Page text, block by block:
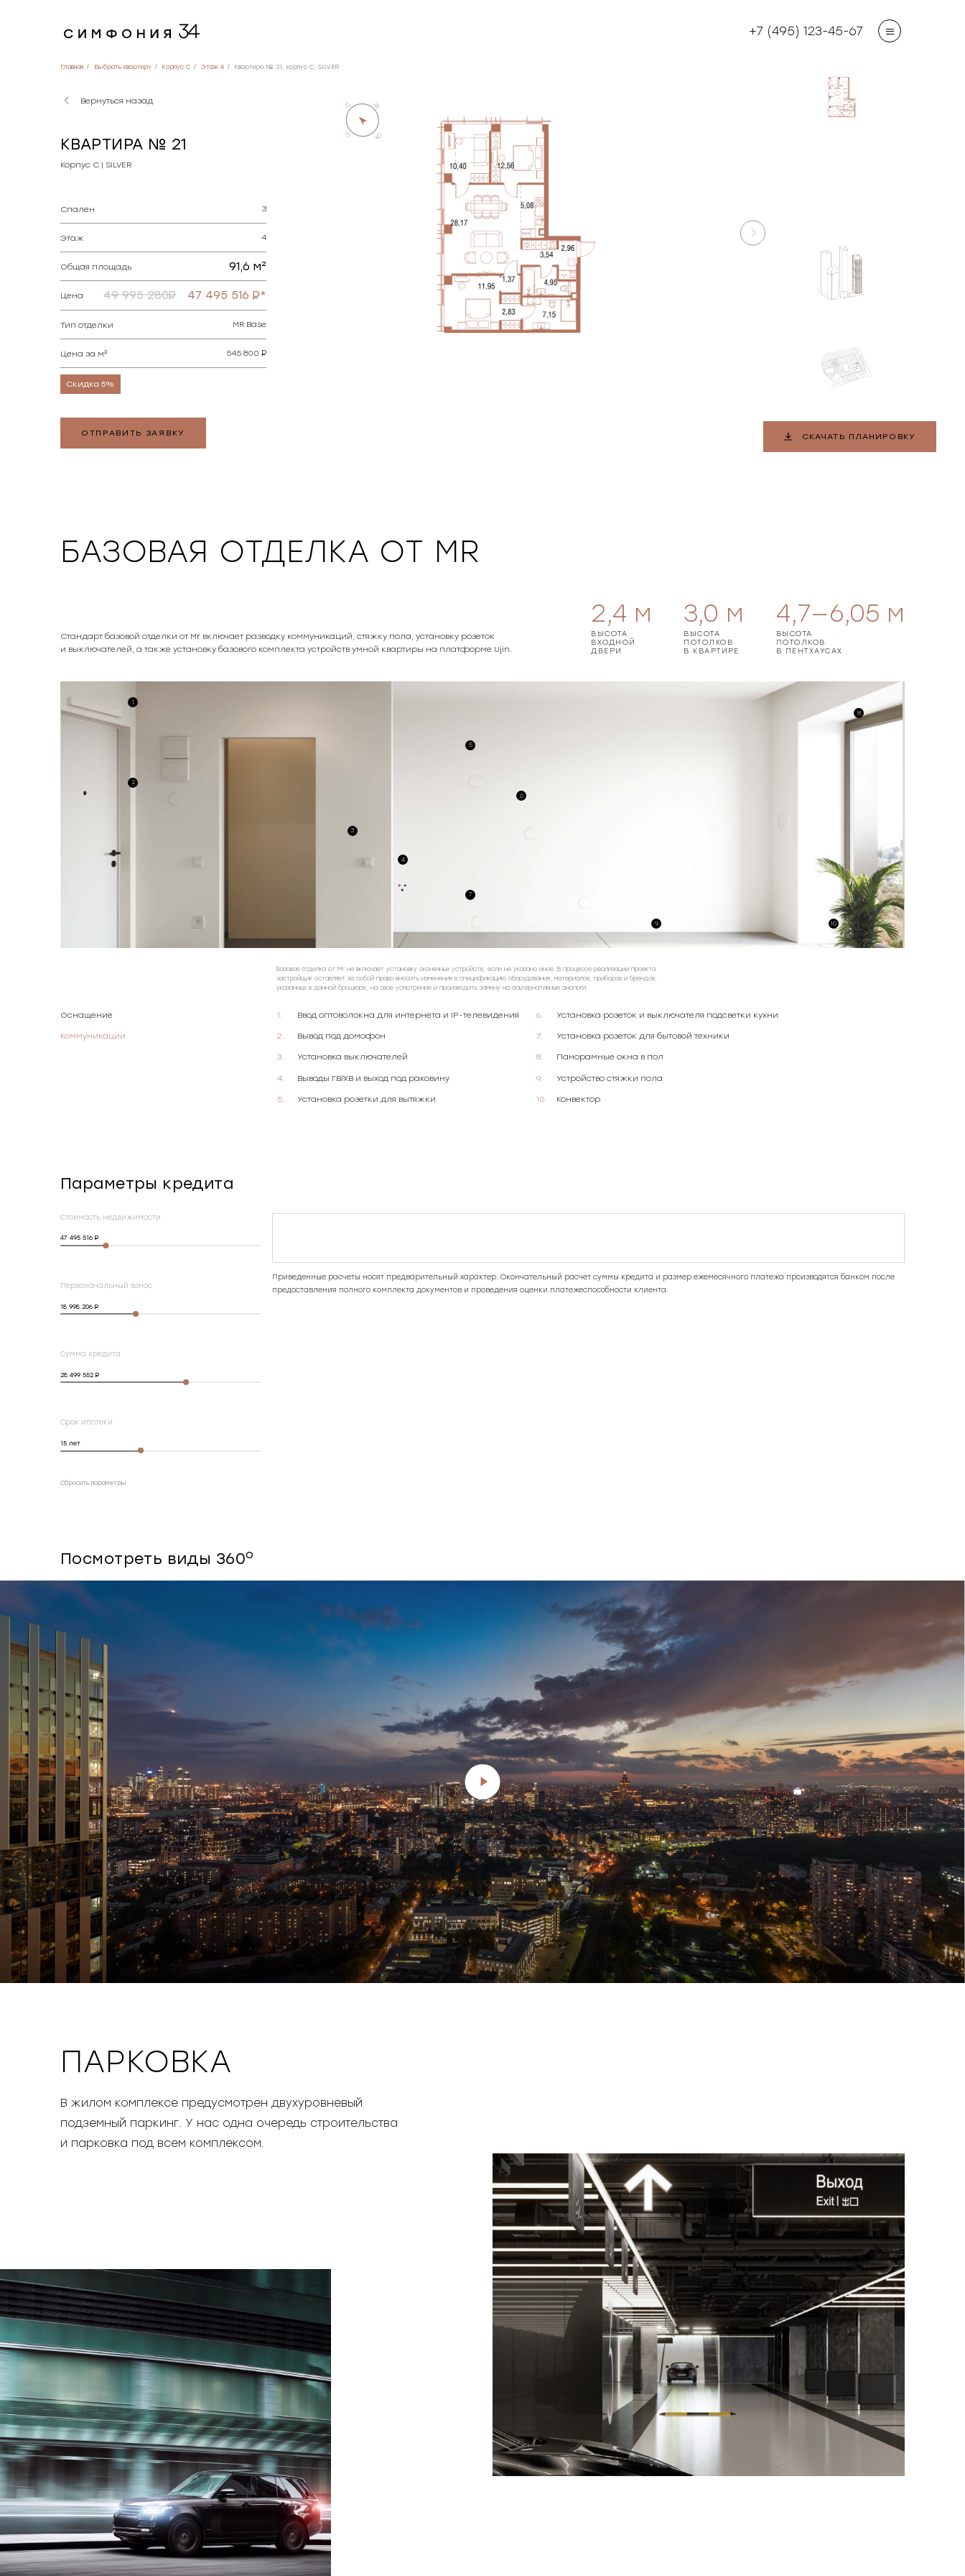
+7 (495) 123-45-67
Главная Выбрать квартиру Корпус C Этаж 4 Квартира № 21, корпус C, SILVER
Вернуться назад
КВАРТИРА № 21
Корпус C | SILVER
Спален 3
Этаж 4
Общая площадь 91,6 м²
Цена 49 995 280 47 495 516 *
Тип отделки MR Base
Цена за м² 545 800
Скидка 5%
ОТПРАВИТЬ ЗАЯВКУ СКАЧАТЬ ПЛАНИРОВКУ
БАЗОВАЯ ОТДЕЛКА ОТ MR
Стандарт базовой отделки от Mr включает разводку коммуникаций, стяжку пола, установку розеток
и выключателей, а также установку базового комплекта устройств умной квартиры на платформе Ujin.
2,4 м
ВЫСОТА
ВХОДНОЙ
ДВЕРИ
3,0 м
ВЫСОТА
ПОТОЛКОВ
В КВАРТИРЕ
4,7—6,05 м
ВЫСОТА
ПОТОЛКОВ
В ПЕНТХАУСАХ
1
2
3
4
5
6
7
8
9 10
Базовая отделка от Mr не включает установку оконечных устройств, если не указано иное. В процессе реализации проекта
застройщик оставляет за собой право вносить изменения в спецификацию оборудования, материалов, приборов и брендов,
указанных в данной брошюре, на свое усмотрение и производить замену на альтернативные аналоги.
Оснащение
Коммуникации
Ввод оптоволокна для интернета и IP-телевидения
Вывод под домофон
Установка выключателей
Выводы ГВ/ХВ и выход под раковину
Установка розетки для вытяжки
Установка розеток и выключателя подсветки кухни
Установка розеток для бытовой техники
Панорамные окна в пол
Устройство стяжки пола
Конвектор
Параметры кредита
Стоимость недвижимости
47 495 516
Первоначальный взнос
18 998 206
Сумма кредита
28 499 552
Срок ипотеки
15 лет
Сбросить параметры
Приведенные расчеты носят предварительный характер. Окончательный расчет суммы кредита и размер ежемесячного платежа производятся банком после
предоставления полного комплекта документов и проведения оценки платежеспособности клиента.
Посмотреть виды 360o
ПАРКОВКА
В жилом комплексе предусмотрен двухуровневый
подземный паркинг. У нас одна очередь строительства
и парковка под всем комплексом.